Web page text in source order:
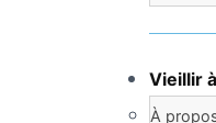
Vieillir
À